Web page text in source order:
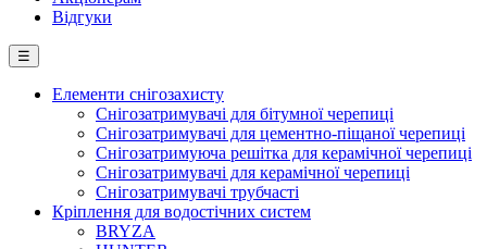
Відгуки
☰
Елементи снігозахисту
Снігозатримувачі для бітумної черепиці
Снігозатримувачі для цементно-піщаної черепиці
Снігозатримуюча решітка для керамічної черепиці
Снігозатримувачі для керамічної черепиці
Снігозатримувачі трубчасті
Кріплення для водостічних систем
BRYZA